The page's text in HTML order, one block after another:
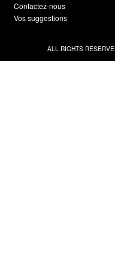
Contactez-nous
Vos suggestions
ALL RIGHTS